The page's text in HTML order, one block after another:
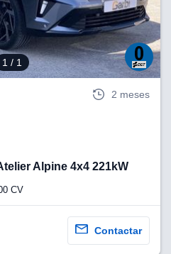
1 / 1
2 meses
Alpine 4x4 221kW
CV
Contactar